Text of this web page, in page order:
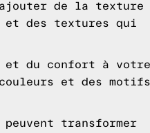
ajouter de la texture
et des textures qui
et du confort à votre
et des motifs
transformer